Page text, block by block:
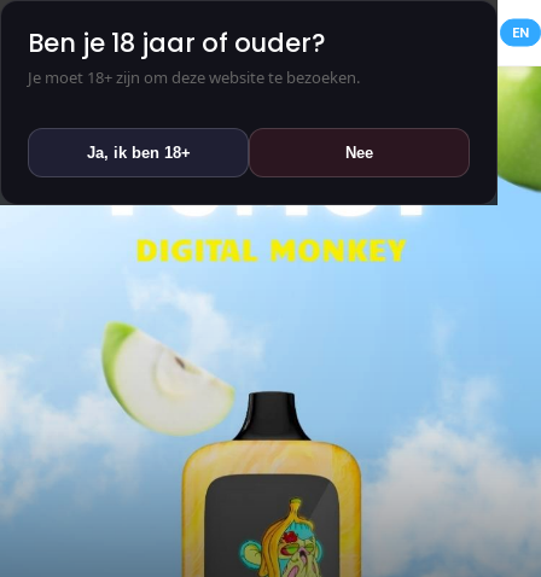
Ben je 18 jaar of ouder?
Je moet 18+ zijn om deze website te bezoeken.
Ja, ik ben 18+ Nee
EN